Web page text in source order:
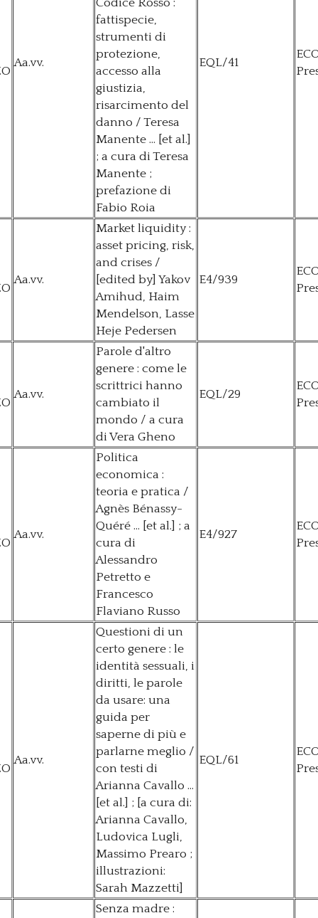
Aa.vv.
Codice Rosso :
fattispecie,
strumenti di
protezione,
accesso alla
giustizia,
risarcimento del
danno / Teresa
Manente ... [et al.]
; a cura di Teresa
Manente ;
prefazione di
Fabio Roia
EQL/41
Aa.vv.
Market liquidity :
asset pricing, risk,
and crises /
[edited by] Yakov
Amihud, Haim
Mendelson, Lasse
Heje Pedersen
E4/939
Aa.vv.
Parole d'altro
genere : come le
scrittrici hanno
cambiato il
mondo / a cura
di Vera Gheno
EQL/29
Aa.vv.
Politica
economica :
teoria e pratica /
Agnès Bénassy-
Quéré ... [et al.] ; a
cura di
Alessandro
Petretto e
Francesco
Flaviano Russo
E4/927
Aa.vv.
Questioni di un
certo genere : le
identità sessuali, i
diritti, le parole
da usare: una
guida per
saperne di più e
parlarne meglio /
con testi di
Arianna Cavallo ...
[et al.] ; [a cura di:
Arianna Cavallo,
Ludovica Lugli,
Massimo Prearo ;
illustrazioni:
Sarah Mazzetti]
EQL/61
Senza madre :